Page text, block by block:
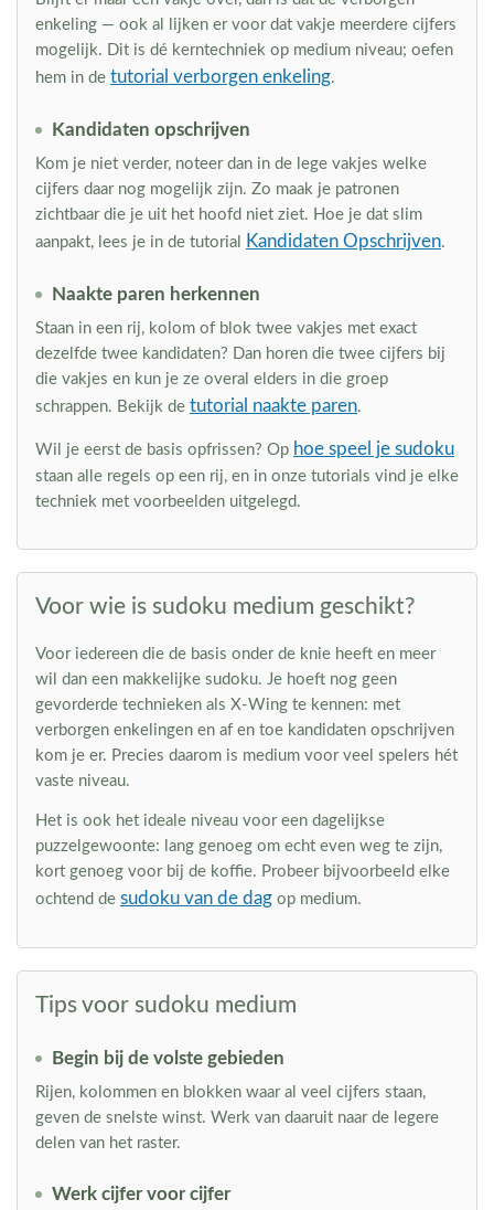
enkeling — ook al lijken er voor dat vakje meerdere cijfers
mogelijk. Dit is dé kerntechniek op medium niveau; oefen
hem in de tutorial verborgen enkeling.
Kandidaten opschrijven
Kom je niet verder, noteer dan in de lege vakjes welke
cijfers daar nog mogelijk zijn. Zo maak je patronen
zichtbaar die je uit het hoofd niet ziet. Hoe je dat slim
aanpakt, lees je in de tutorial
Kandidaten Opschrijven.
Naakte paren herkennen
Staan in een rij, kolom of blok twee vakjes met exact
dezelfde twee kandidaten? Dan horen die twee cijfers bij
die vakjes en kun je ze overal elders in die groep
schrappen. Bekijk de tutorial naakte paren.
Wil je eerst de basis opfrissen? Op hoe speel je sudoku
staan alle regels op een rij, en in onze tutorials vind je elke
techniek met voorbeelden uitgelegd.
Voor wie is sudoku medium geschikt?
Voor iedereen die de basis onder de knie heeft en meer
wil dan een makkelijke sudoku. Je hoeft nog geen
gevorderde technieken als X-Wing te kennen: met
verborgen enkelingen en af en toe kandidaten opschrijven
kom je er. Precies daarom is medium voor veel spelers hét
vaste niveau.
Het is ook het ideale niveau voor een dagelijkse
puzzelgewoonte: lang genoeg om echt even weg te zijn,
kort genoeg voor bij de koffie. Probeer bijvoorbeeld elke
ochtend de sudoku van de dag op medium.
Tips voor sudoku medium
Begin bij de volste gebieden
Rijen, kolommen en blokken waar al veel cijfers staan,
geven de snelste winst. Werk van daaruit naar de legere
delen van het raster.
Werk cijfer voor cijfer